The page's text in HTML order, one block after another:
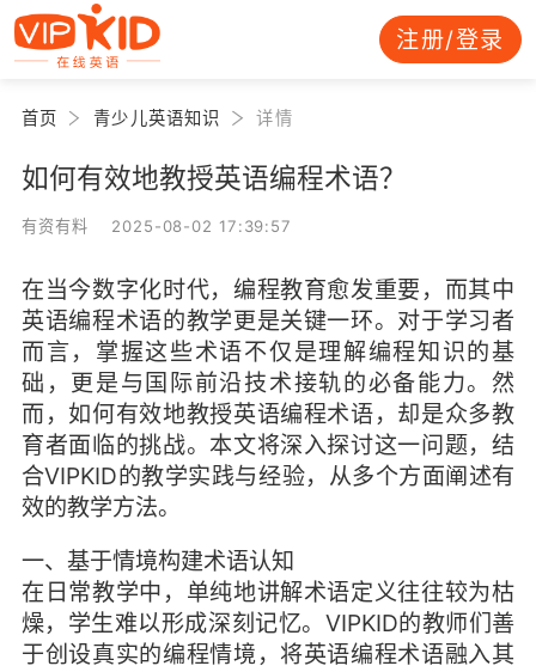
注册/登录
首页 青少儿英语知识 详情
如何有效地教授英语编程术语？
有资有料 2025-08-02 17:39:57
在当今数字化时代，编程教育愈发重要，而其中
英语编程术语的教学更是关键一环。对于学习者
而言，掌握这些术语不仅是理解编程知识的基
础，更是与国际前沿技术接轨的必备能力。然
而，如何有效地教授英语编程术语，却是众多教
育者面临的挑战。本文将深入探讨这一问题，结
合VIPKID的教学实践与经验，从多个方面阐述有
效的教学方法。
一、基于情境构建术语认知
在日常教学中，单纯地讲解术语定义往往较为枯
燥，学生难以形成深刻记忆。VIPKID的教师们善
于创设真实的编程情境，将英语编程术语融入其